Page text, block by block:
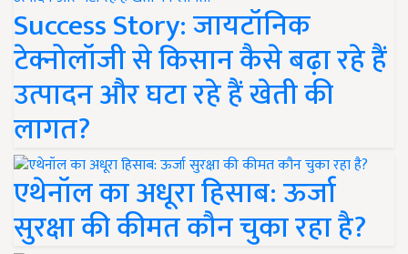
Success Story: जायटॉनिक
टेक्नोलॉजी से किसान कैसे बढ़ा रहे हैं
उत्पादन और घटा रहे हैं खेती की
लागत?
एथेनॉल का अधूरा हिसाब: ऊर्जा
सुरक्षा की कीमत कौन चुका रहा है?